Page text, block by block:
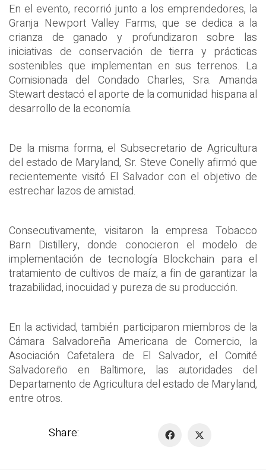
En el evento, recorrió junto a los emprendedores, la
Granja Newport Valley Farms, que se dedica a la
crianza de ganado y profundizaron sobre las
iniciativas de conservación de tierra y prácticas
sostenibles que implementan en sus terrenos. La
Comisionada del Condado Charles, Sra. Amanda
Stewart destacó el aporte de la comunidad hispana al
desarrollo de la economía.
De la misma forma, el Subsecretario de Agricultura
del estado de Maryland, Sr. Steve Conelly afirmó que
recientemente visitó El Salvador con el objetivo de
estrechar lazos de amistad.
Consecutivamente, visitaron la empresa Tobacco
Barn Distillery, donde conocieron el modelo de
implementación de tecnología Blockchain para el
tratamiento de cultivos de maíz, a fin de garantizar la
trazabilidad, inocuidad y pureza de su producción.
En la actividad, también participaron miembros de la
Cámara Salvadoreña Americana de Comercio, la
Asociación Cafetalera de El Salvador, el Comité
Salvadoreño en Baltimore, las autoridades del
Departamento de Agricultura del estado de Maryland,
entre otros.
Share: